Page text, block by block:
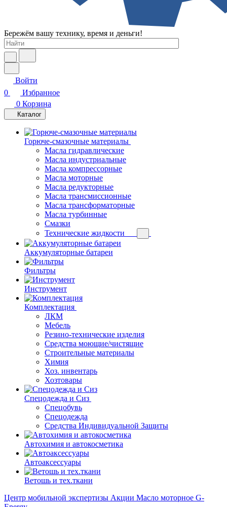
Бережём вашу технику, время и деньги!
Войти
0
Избранное
0 Корзина
Каталог
Горюче-смазочные материалы
Масла гидравлические
Масла индустриальные
Масла компрессорные
Масла моторные
Масла редукторные
Масла трансмиссионные
Масла трансформаторные
Масла турбинные
Смазки
Технические жидкости
Аккумуляторные батареи
Фильтры
Инструмент
Комплектация
ЛКМ
Мебель
Резино-технические изделия
Средства моющие/чистящие
Строительные материалы
Химия
Хоз. инвентарь
Хозтовары
Спецодежда и Сиз
Спецобувь
Спецодежда
Средства Индивидуальной Защиты
Автохимия и автокосметика
Автоаксессуары
Ветошь и тех.ткани
Центр мобильной экспертизы Акции Масло моторное G-